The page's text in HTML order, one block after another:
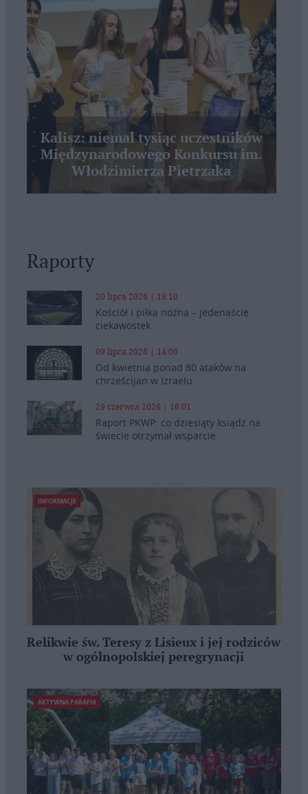
Kalisz: niemal tysiąc uczestników
Międzynarodowego Konkursu im.
Włodzimierza Pietrzaka
Raporty
20 lipca 2026 | 19:10
Kościół i piłka nożna – jedenaście
ciekawostek
09 lipca 2026 | 14:00
Od kwietnia ponad 80 ataków na
chrześcijan w Izraelu
29 czerwca 2026 | 16:01
Raport PKWP: co dziesiąty ksiądz na
świecie otrzymał wsparcie
INFORMACJE
Relikwie św. Teresy z Lisieux i jej rodziców
w ogólnopolskiej peregrynacji
AKTYWNA PARAFIA